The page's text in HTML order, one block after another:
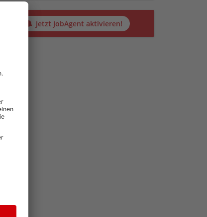
Jetzt JobAgent aktivieren!